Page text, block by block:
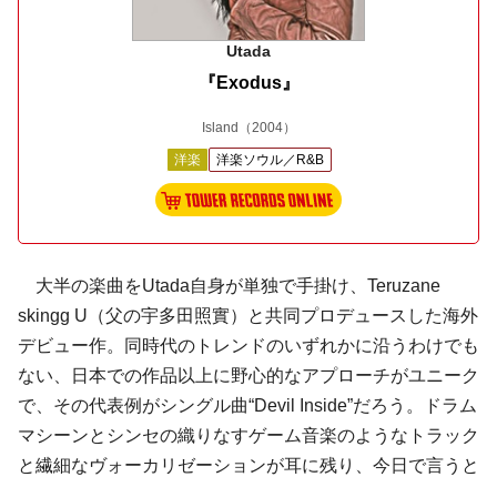
Utada
『Exodus』
Island （2004）
洋楽 洋楽ソウル／R&B
大半の楽曲をUtada自身が単独で手掛け、Teruzane
skingg U（父の宇多田照實）と共同プロデュースした海外
デビュー作。同時代のトレンドのいずれかに沿うわけでも
ない、日本での作品以上に野心的なアプローチがユニーク
で、その代表例がシングル曲“Devil Inside”だろう。ドラム
マシーンとシンセの織りなすゲーム音楽のようなトラック
と繊細なヴォーカリゼーションが耳に残り、今日で言うと